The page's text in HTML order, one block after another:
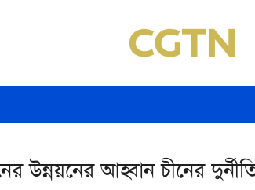
উন্নয়নের আহ্বান চীনের